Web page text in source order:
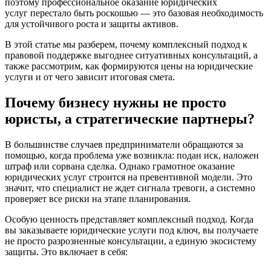
услуг перестало быть роскошью — это базовая необходимость
для устойчивого роста и защиты активов.
В этой статье мы разберем, почему комплексный подход к
правовой поддержке выгоднее ситуативных консультаций, а
также рассмотрим, как формируются цены на юридические
услуги и от чего зависит итоговая смета.
Почему бизнесу нужны не просто
юристы, а стратегические партнеры?
В большинстве случаев предприниматели обращаются за
помощью, когда проблема уже возникла: подан иск, наложен
штраф или сорвана сделка. Однако грамотное оказание
юридических услуг строится на превентивной модели. Это
значит, что специалист не ждет сигнала тревоги, а системно
проверяет все риски на этапе планирования.
Особую ценность представляет комплексный подход. Когда
вы заказываете юридические услуги под ключ, вы получаете
не просто разрозненные консультации, а единую экосистему
защиты. Это включает в себя: